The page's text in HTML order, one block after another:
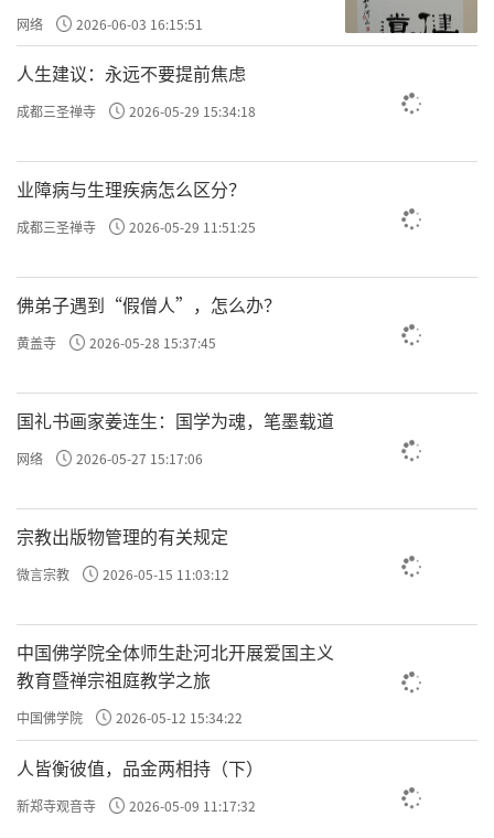
许方勇解读《了凡四训》（四）
许方勇解读《了凡四训》（五）
许方勇解读《了凡四训》（七）
许方勇解读《了凡四训》（八）
许方勇解读《了凡四训》（九）
许方勇解读《了凡四训》（十二）
许方勇解读《了凡四训》（十四）
许方勇解读《了凡四训》（十五）
许方勇解读《了凡四训》（十六）
许方勇解读《了凡四训》（十七）
许方勇解读《了凡四训》（十八）
许方勇解读《了凡四训》（十九）
许方勇解读《了凡四训》（二十）
网络 2026-06-03 16:15:51
人生建议：永远不要提前焦虑
成都三圣禅寺 2026-05-29 15:34:18
业障病与生理疾病怎么区分？
成都三圣禅寺 2026-05-29 11:51:25
佛弟子遇到“假僧人”，怎么办？
黄盖寺 2026-05-28 15:37:45
国礼书画家姜连生：国学为魂，笔墨载道
网络 2026-05-27 15:17:06
宗教出版物管理的有关规定
微言宗教 2026-05-15 11:03:12
中国佛学院全体师生赴河北开展爱国主义
教育暨禅宗祖庭教学之旅
中国佛学院 2026-05-12 15:34:22
人皆衡彼值，品金两相持（下）
新郑寺观音寺 2026-05-09 11:17:32